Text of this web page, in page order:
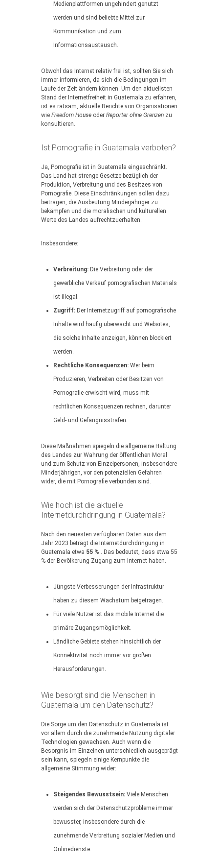
Medienplattformen ungehindert genutzt
werden und sind beliebte Mittel zur
Kommunikation und zum
Informationsaustausch.
Obwohl das Internet relativ frei ist, sollten Sie sich
immer informieren, da sich die Bedingungen im
Laufe der Zeit ändern können. Um den aktuellsten
Stand der Internetfreiheit in Guatemala zu erfahren,
ist es ratsam, aktuelle Berichte von Organisationen
wie Freedom House oder Reporter ohne Grenzen zu
konsultieren.
Ist Pornografie in Guatemala verboten?
Ja, Pornografie ist in Guatemala eingeschränkt.
Das Land hat strenge Gesetze bezüglich der
Produktion, Verbreitung und des Besitzes von
Pornografie. Diese Einschränkungen sollen dazu
beitragen, die Ausbeutung Minderjähriger zu
bekämpfen und die moralischen und kulturellen
Werte des Landes aufrechtzuerhalten.
Insbesondere:
Verbreitung: Die Verbreitung oder der
gewerbliche Verkauf pornografischen Materials
ist illegal.
Zugriff: Der Internetzugriff auf pornografische
Inhalte wird häufig überwacht und Websites,
die solche Inhalte anzeigen, können blockiert
werden.
Rechtliche Konsequenzen: Wer beim
Produzieren, Verbreiten oder Besitzen von
Pornografie erwischt wird, muss mit
rechtlichen Konsequenzen rechnen, darunter
Geld- und Gefängnisstrafen.
Diese Maßnahmen spiegeln die allgemeine Haltung
des Landes zur Wahrung der öffentlichen Moral
und zum Schutz von Einzelpersonen, insbesondere
Minderjährigen, vor den potenziellen Gefahren
wider, die mit Pornografie verbunden sind.
Wie hoch ist die aktuelle
Internetdurchdringung in Guatemala?
Nach den neuesten verfügbaren Daten aus dem
Jahr 2023 beträgt die Internetdurchdringung in
Guatemala etwa 55 % . Das bedeutet, dass etwa 55
% der Bevölkerung Zugang zum Internet haben.
Jüngste Verbesserungen der Infrastruktur
haben zu diesem Wachstum beigetragen.
Für viele Nutzer ist das mobile Internet die
primäre Zugangsmöglichkeit.
Ländliche Gebiete stehen hinsichtlich der
Konnektivität noch immer vor großen
Herausforderungen.
Wie besorgt sind die Menschen in
Guatemala um den Datenschutz?
Die Sorge um den Datenschutz in Guatemala ist
vor allem durch die zunehmende Nutzung digitaler
Technologien gewachsen. Auch wenn die
Besorgnis im Einzelnen unterschiedlich ausgeprägt
sein kann, spiegeln einige Kernpunkte die
allgemeine Stimmung wider:
Steigendes Bewusstsein: Viele Menschen
werden sich der Datenschutzprobleme immer
bewusster, insbesondere durch die
zunehmende Verbreitung sozialer Medien und
Onlinedienste.